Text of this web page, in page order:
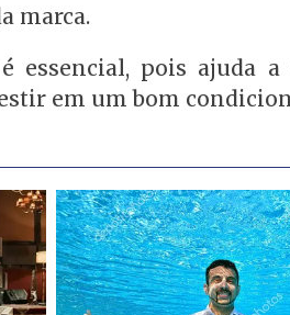
marca.
essencial, pois ajuda
em um bom